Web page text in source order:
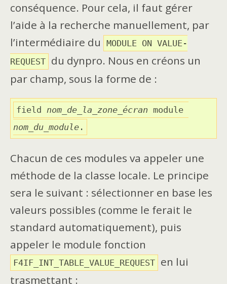
conséquence. Pour cela, il faut gérer
l’aide à la recherche manuellement, par
l’intermédiaire du
MODULE ON VALUE-
REQUEST du dynpro. Nous en créons un
par champ, sous la forme de :
field nom_de_la_zone_écran
nom_du_module .
Chacun de ces modules va appeler une
méthode de la classe locale. Le principe
sera le suivant : sélectionner en base les
valeurs possibles (comme le ferait le
standard automatiquement), puis
appeler le module fonction
F4IF_INT_TABLE_VALUE_REQUEST en lui
trasmettant :